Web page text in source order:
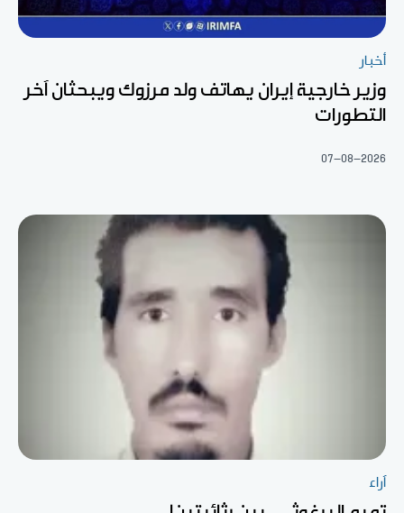
أخبار
وزير خارجية إيران يهاتف ولد مرزوك ويبحثان آخر
التطورات
07-08-2026
آراء